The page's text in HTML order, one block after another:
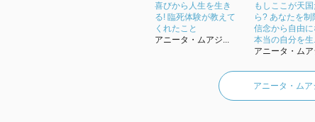
喜びから人生を生き
る! 臨死体験が教えて
くれたこと
アニータ・ムアジ...
もしここが天
ら? あなたを制
信念から自由に
本当の自分を生
アニータ・ムア
アニータ・ム